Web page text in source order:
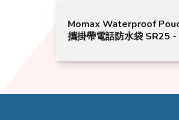
Momax Waterproof Pouch 便
攜掛帶電話防水袋 SR25 - 紫色